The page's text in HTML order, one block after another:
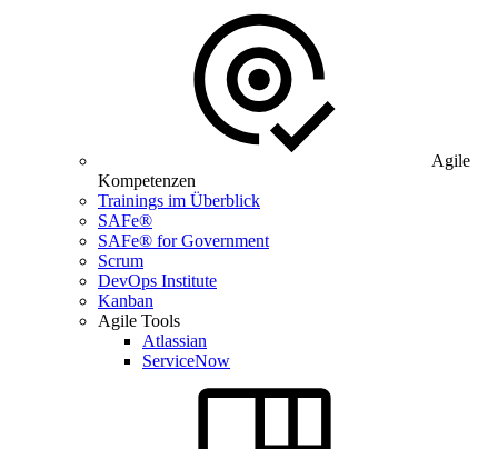
Agile
Kompetenzen
Trainings im Überblick
SAFe®
SAFe® for Government
Scrum
DevOps Institute
Kanban
Agile Tools
Atlassian
ServiceNow